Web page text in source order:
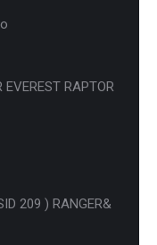
RAPTOR
209 ) RANGER&